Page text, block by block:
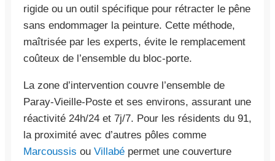
rigide ou un outil spécifique pour rétracter le pêne
sans endommager la peinture. Cette méthode,
maîtrisée par les experts, évite le remplacement
coûteux de l’ensemble du bloc-porte.
La zone d’intervention couvre l’ensemble de
Paray-Vieille-Poste et ses environs, assurant une
réactivité 24h/24 et 7j/7. Pour les résidents du 91,
la proximité avec d’autres pôles comme
Marcoussis ou Villabé permet une couverture